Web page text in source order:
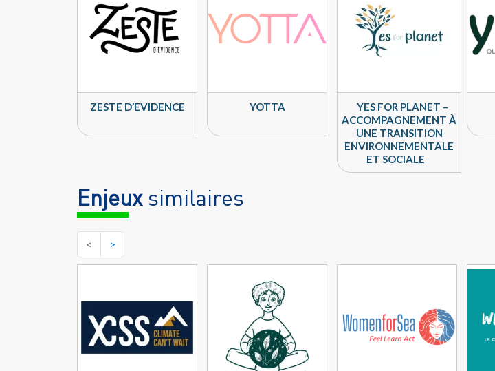
ZESTE D’EVIDENCE YOTTA
YES FOR PLANET –
ACCOMPAGNEMENT À
UNE TRANSITION
ENVIRONNEMENTALE
ET SOCIALE
Enjeuxsimilaires
< >